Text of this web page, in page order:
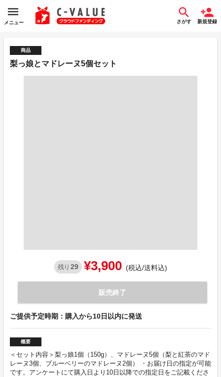
メニュー さがす 新規登録
商品
梨っ娘とマドレーヌ5個セット
残り 29 ¥3,900 (税込/送料込)
販売終了
ご提供予定時期：購入から10日以内に発送
概要
＜セット内容＞梨っ娘1個（150g）、マドレーヌ5個（梨と紅茶のマド
レーヌ3個、ブルーベリーのマドレーヌ2個） ・お届け日の指定が可能
です。アンケートにて購入日より10日以降での指定日をご記載くださ